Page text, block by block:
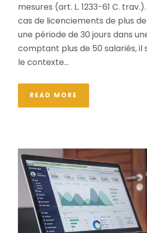
mesures (art. L. 1233-61 C.
cas de licenciements de plus de
une période de 30 jours dans
comptant plus de 50 salariés, il
le contexte...
READ MORE